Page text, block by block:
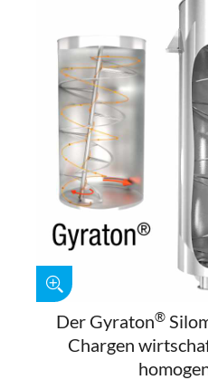
Der Gyraton®
Chargen